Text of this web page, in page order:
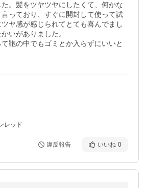
。髪をツヤツヤにしたくて、何かな
っており、すぐに開封して使って試
ヤ感が感じられてとても喜んでまし
いがありました。
鞄の中でもゴミとか入らずにいいと
レッド
違反報告 いいね 0